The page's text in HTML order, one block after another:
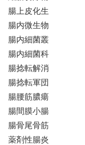
腸上皮化生
腸内微生物
腸内細菌叢
腸内細菌科
腸捻転解消
腸捻転軍団
腸腰筋膿瘍
腸間膜小腸
腸骨尾骨筋
薬剤性腸炎